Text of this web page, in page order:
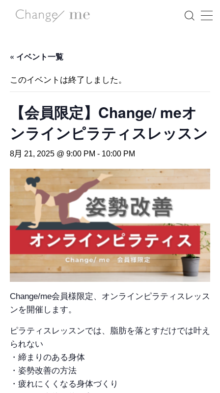
Change/meの想い
5つの特徴
講師紹介
イベント情報
マガジン
ご購入
« イベント一覧
このイベントは終了しました。
【会員限定】Change/ meオ
ンラインピラティスレッスン
8月 21, 2025 @ 9:00 PM - 10:00 PM
Change/me会員様限定、オンラインピラティスレッス
ンを開催します。
ピラティスレッスンでは、脂肪を落とすだけでは叶え
られない
・締まりのある身体
・姿勢改善の方法
・疲れにくくなる身体づくり